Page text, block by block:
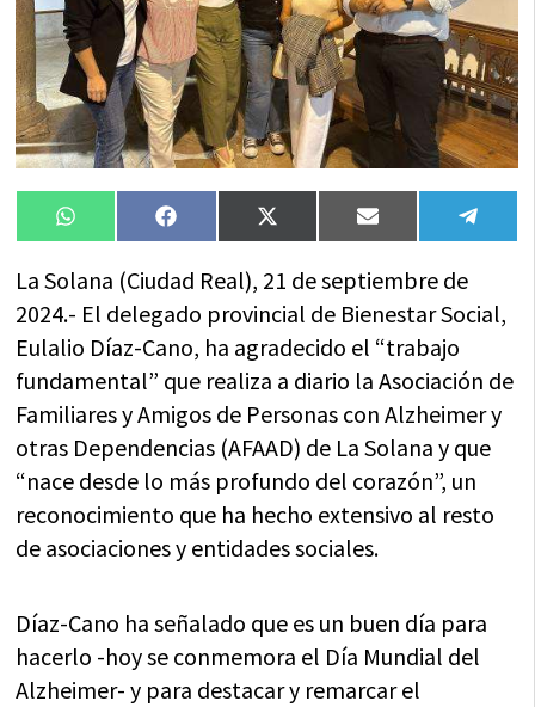
Compartir
en
WhatsAppCompartir
en
FacebookCompartir
en
X
(Twitter)
Compartir
en
Email
en
La Solana (Ciudad Real), 21 de septiembre de
2024.- El delegado provincial de Bienestar Social,
Eulalio Díaz-Cano, ha agradecido el “trabajo
fundamental” que realiza a diario la Asociación de
Familiares y Amigos de Personas con Alzheimer y
otras Dependencias (AFAAD) de La Solana y que
“nace desde lo más profundo del corazón”, un
reconocimiento que ha hecho extensivo al resto
de asociaciones y entidades sociales.
Díaz-Cano ha señalado que es un buen día para
hacerlo -hoy se conmemora el Día Mundial del
Alzheimer- y para destacar y remarcar el